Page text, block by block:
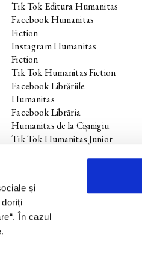
și
“. În cazul
Tik Tok Editura Humanitas
Facebook Humanitas
Fiction
Instagram Humanitas
Fiction
Tik Tok Humanitas Fiction
Facebook Librăriile
Humanitas
Facebook Librăria
Humanitas de la Cișmigiu
Tik Tok Humanitas Junior